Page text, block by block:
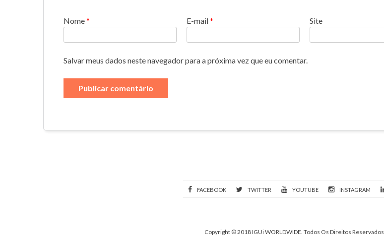
Nome* E-mail* Site
Salvar meus dados neste navegador para a próxima vez que eu comentar.
FACEBOOK TWITTER YOUTUBE INSTAGRAM
Copyright © 2018 IGUi WORLDWIDE. Todos Os Direitos Reservados.